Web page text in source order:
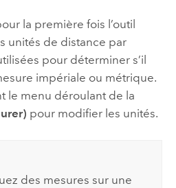
la première fois l’outil
unités de distance par
pour déterminer s’il
impériale ou métrique.
le menu déroulant de la
pour modifier les unités.
des mesures sur une